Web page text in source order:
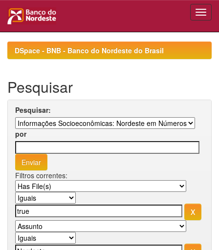
navigationDSpace - BNB - Banco do Nordeste do Brasil
Pesquisar
Pesquisar:
por
Filtros correntes: